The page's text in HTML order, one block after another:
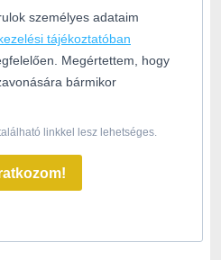
személyes adataim
tájékoztatóban
Megértettem, hogy
bármikor
linkkel lesz lehetséges.